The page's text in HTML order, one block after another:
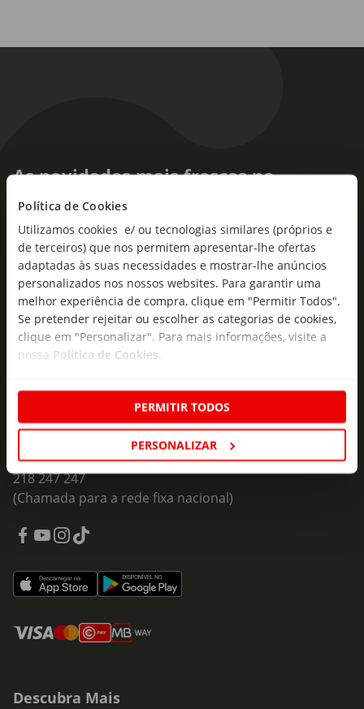
Política de Cookies
Utilizamos cookies e/ ou tecnologias similares (próprios e
de terceiros) que nos permitem apresentar-lhe ofertas
adaptadas às suas necessidades e mostrar-lhe anúncios
personalizados nos nossos websites. Para garantir uma
melhor experiência de compra, clique em "Permitir Todos".
Se pretender rejeitar ou escolher as categorias de cookies,
clique em "Personalizar". Para mais informações, visite a
nossa Política de Cookies
PERMITIR TODOS
PERSONALIZAR
As novidades mais frescas no
seu e-mail!
Subscreva e descubra campanhas exclusivas,
ofertas e novidades para si.
Insira o seu e-
mail
Subscrever
Fale Connosco
Formulário de Contacto
218 247 247
(Chamada para a rede fixa nacional)
Descubra Mais